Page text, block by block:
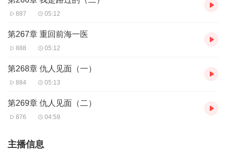
887 05:12
第267章 重回前海一医
888 05:12
第268章 仇人见面（一）
884 05:13
第269章 仇人见面（二）
876 04:59
主播信息